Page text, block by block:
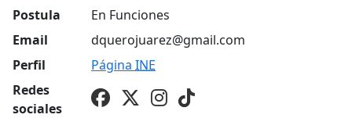
Postula
En Funciones
Email
dquerojuarez@gmail.com
Perfil
Página INE
Redes
sociales